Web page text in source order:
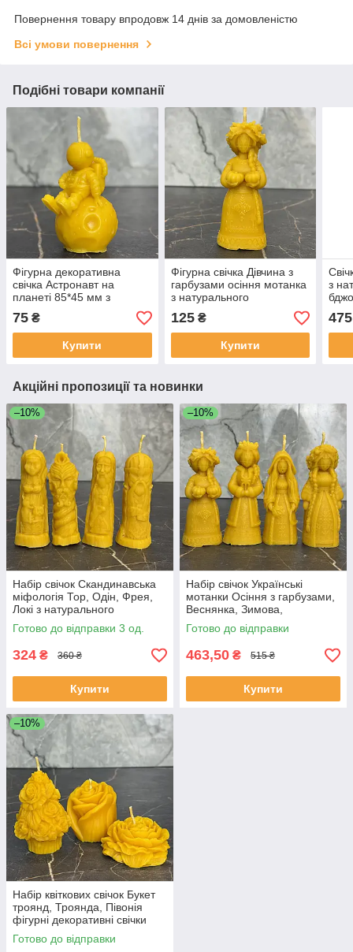
Повернення товару впродовж 14 днів за домовленістю
Всі умови повернення
Подібні товари компанії
Фігурна декоративна
свічка Астронавт на
планеті 85*45 мм з
натурального бджолиного
воску ручна робота
75 ₴
Купити
Фігурна свічка Дівчина з
гарбузами осіння мотанка
з натурального
бджолиного воску
декоративна етно свічка
ручної роботи 12 см
125₴
Купити
з
120
475
Акційні пропозиції та новинки
–10%
Набір свічок Скандинавська
міфологія Тор, Одін, Фрея,
Локі з натурального
бджолиного воску для декору
на подарунок
Готово до відправки 3 од.
324 ₴ 360 ₴
Купити
–10%
Набір свічок Українські
мотанки Осіння з гарбузами,
Веснянка, Зимова,
Конотопська відьма фігурні
декоративні свічки ручної
роботи
Готово до відправки
463,50 ₴ 515 ₴
Купити
–10%
Набір квіткових свічок Букет
троянд, Троянда, Півонія
фігурні декоративні свічки
ручної роботи на подарунок
Готово до відправки